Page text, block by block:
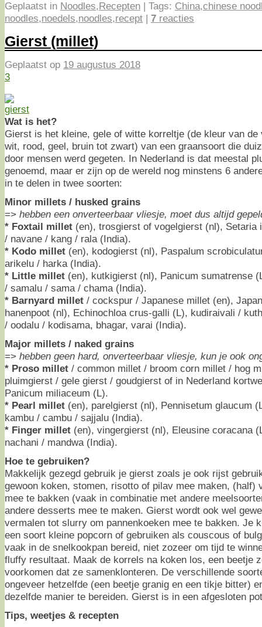
Geplaatst in Noodles,Recepten | Tags: China,chinese
noodles,noedels,noodles,recept | 7 reacties
Gierst (millet)
Geplaatst op 19 augustus 2018
3
Wat is het?
Gierst is het kleine, gele of witte korreltje (de kleur van
wit, rood, geel, bruin tot zwart) van een graansoort die
door mensen werd gegeten. In Nederland is dat meestal
genoemd, maar er zijn op de wereld nog minstens 6
in te delen in twee soorten:
Minor millets / husked grains
=> hebben een onverteerbaar vliesje, moet dus altijd
* Foxtail millet (en), trosgierst of vogelgierst (nl), Setaria
/ navane / kang / rala (India).
* Kodo millet (en), kodogierst (nl), Paspalum
arikelu / harka (India).
* Little millet (en), kutkigierst (nl), Panicum sumatrense
/ samalu / sama / chama (India).
* Barnyard millet / cockspur / Japanese millet (en),
hanenpoot (nl), Echinochloa crus-galli (L), kudiraivali /
/ oodalu / kodisama, bhagar, varai (India).
Major millets / naked grains
=> hebben geen hard, onverteerbaar vliesje, kun je ook
* Proso millet / common millet / broom corn millet / hog
pluimgierst / gele gierst / goudgierst of in Nederland
Panicum miliaceum (L).
* Pearl millet (en), parelgierst (nl), Pennisetum glaucum
kambu / cambu / sajjalu (India).
* Finger millet (en), vingergierst (nl), Eleusine coracana
nachani / mandwa (India).
Hoe te gebruiken?
Makkelijk gezegd gebruik je gierst zoals je ook rijst
gewoon koken, stomen, risotto of pilav mee maken, (half)
mee te bakken (vaak in combinatie met andere
andere desserts mee te maken. Gierst wordt ook wel
vermalen tot slurry om pannenkoeken mee te bakken. Je
een soort kleine popcorn of gebruiken als couscous of
vaak in de snelkookpan bereid, niet zozeer om tijd te
fluffy resultaat. Maak de korrels na koken los, een beetje
voorkomen dat ze samenklonteren. De verschillende
ongeveer hetzelfde (een beetje granig en een tikje bitter)
dezelfde manier te bereiden. Gierst is in een afgesloten
Tips, weetjes & recepten